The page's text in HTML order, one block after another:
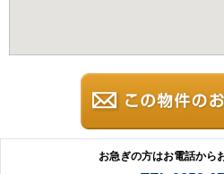
お急ぎの方はお電話から